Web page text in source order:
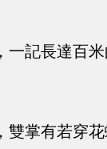
一記長達百
雙掌有若穿